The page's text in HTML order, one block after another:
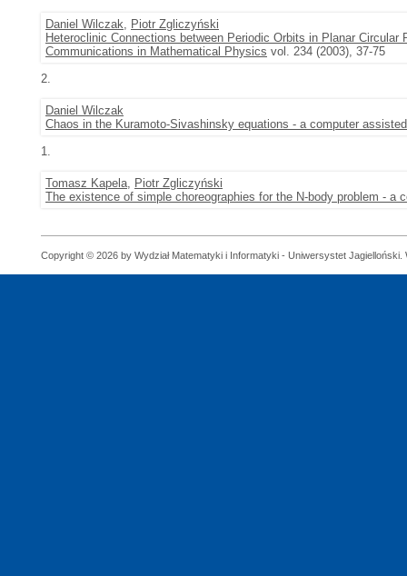
Daniel Wilczak, Piotr Zgliczyński
Heteroclinic Connections between Periodic Orbits in Planar
Communications in Mathematical Physics vol. 234 (2003), 37-75
2.
Daniel Wilczak
Chaos in the Kuramoto-Sivashinsky equations - a computer
1.
Tomasz Kapela, Piotr Zgliczyński
The existence of simple choreographies for the N-body problem - a
Copyright © 2026 by Wydział Matematyki i Informatyki - Uniwersystet